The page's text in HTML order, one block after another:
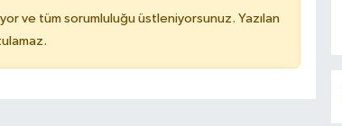
ve tüm sorumluluğu üstleniyorsunuz. Yazılan